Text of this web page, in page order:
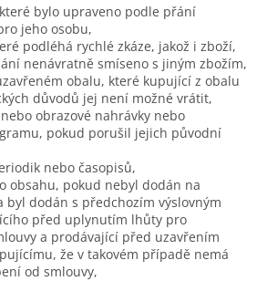
bylo upraveno podle přání
jeho osobu,
podléhá rychlé zkáze, jakož i zboží,
nenávratně smíseno s jiným zbožím,
obalu, které kupující z obalu
důvodů jej není možné vrátit,
obrazové nahrávky nebo
pokud porušil jejich původní
nebo časopisů,
obsahu, pokud nebyl dodán na
byl dodán s předchozím výslovným
před uplynutím lhůty pro
a prodávající před uzavřením
že v takovém případě nemá
od smlouvy,